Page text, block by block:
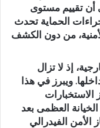
أن تقييم مستوى
الحماية تحدث
من دون الكشف
إذ لا تزال
ويبرز في هذا
العظمى بعد
الفيدرالي